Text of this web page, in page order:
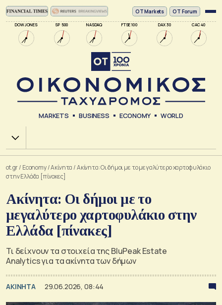
DOW JONES SP 500 NASDAQ FTSE 100 DAX 30 CAC 40
ΟΤ Markets OT Forum
MARKETS BUSINESS ECONOMY WORLD
Χ.Α.
ot.gr/ Economy/Ακίνητα /Ακίνητα: Οι δήμοι με το μεγαλύτερο χαρτοφυλάκιο
στην Ελλάδα [πίνακες]
Ακίνητα: Οι δήμοι με το
μεγαλύτερο χαρτοφυλάκιο στην
Ελλάδα [πίνακες]
Τι δείχνουν τα στοιχεία της BluPeak Estate
Analytics για τα ακίνητα των δήμων
ΑΚΙΝΗΤΑ 29.06.2026, 08:44